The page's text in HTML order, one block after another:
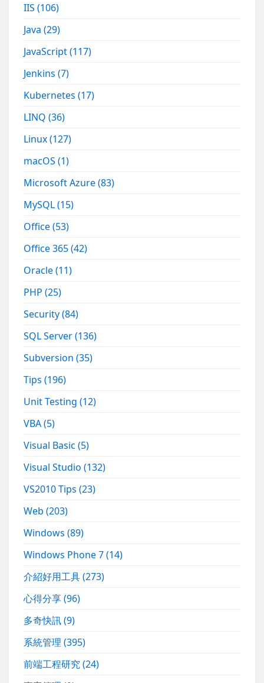
IIS(106)
Java(29)
JavaScript(117)
Jenkins(7)
Kubernetes(17)
LINQ(36)
Linux(127)
macOS(1)
Microsoft Azure(83)
MySQL(15)
Office(53)
Office 365(42)
Oracle(11)
PHP(25)
Security(84)
SQL Server(136)
Subversion(35)
Tips(196)
Unit Testing(12)
VBA(5)
Visual Basic(5)
Visual Studio(132)
VS2010 Tips(23)
Web(203)
Windows(89)
Windows Phone 7(14)
介紹好用工具(273)
心得分享(96)
多奇快訊(9)
系統管理(395)
前端工程研究(24)